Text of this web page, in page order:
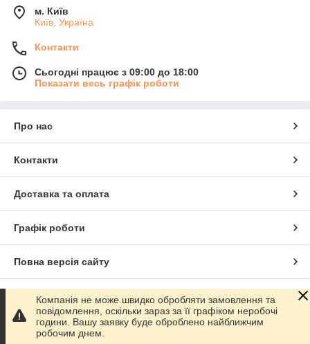
м. Київ
Київ, Україна
Контакти
Сьогодні працює з 09:00 до 18:00
Показати весь графік роботи
Про нас
Контакти
Доставка та оплата
Графік роботи
Повна версія сайту
Сайт створено на маркетплейсі Prom.ua
Політика конфіденційності
Компанія не може швидко обробляти замовлення та
повідомлення, оскільки зараз за її графіком неробочі
години. Вашу заявку буде оброблено найближчим
робочим днем.